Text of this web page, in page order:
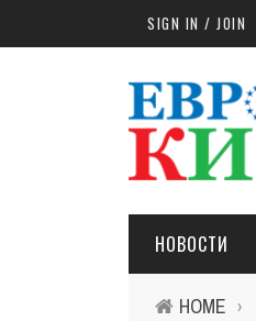
Skip to main contentSIGN IN / JOIN
НОВОСТИ
HOME ›